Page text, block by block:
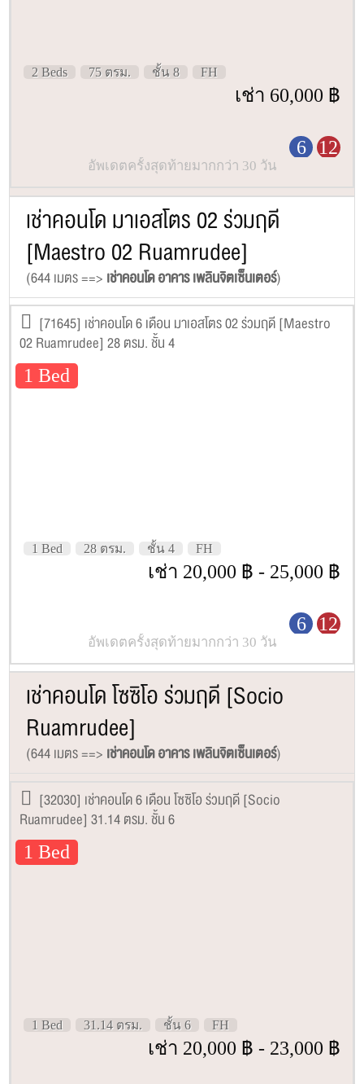
2 Beds 75 ตรม. ชั้น 8 FH
เช่า 60,000 ฿
6 12
อัพเดตครั้งสุดท้ายมากกว่า 30 วัน
เช่าคอนโด มาเอสโตร 02 ร่วมฤดี
[Maestro 02 Ruamrudee]
(644 เมตร ==> เช่าคอนโด อาคาร เพลินจิตเซ็นเตอร์)
[71645] เช่าคอนโด 6 เดือน มาเอสโตร 02 ร่วมฤดี [Maestro
02 Ruamrudee] 28 ตรม. ชั้น 4
1 Bed
1 Bed 28 ตรม. ชั้น 4 FH
เช่า 20,000 ฿ - 25,000 ฿
6 12
อัพเดตครั้งสุดท้ายมากกว่า 30 วัน
เช่าคอนโด โซซิโอ ร่วมฤดี [Socio
Ruamrudee]
(644 เมตร ==> เช่าคอนโด อาคาร เพลินจิตเซ็นเตอร์)
[32030] เช่าคอนโด 6 เดือน โซซิโอ ร่วมฤดี [Socio
Ruamrudee] 31.14 ตรม. ชั้น 6
1 Bed
1 Bed 31.14 ตรม. ชั้น 6 FH
เช่า 20,000 ฿ - 23,000 ฿